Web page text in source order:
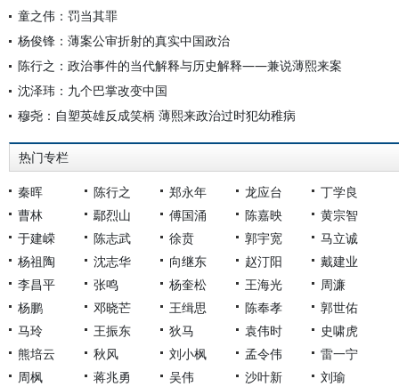
童之伟：罚当其罪
杨俊锋：薄案公审折射的真实中国政治
陈行之：政治事件的当代解释与历史解释——兼说薄熙来案
沈泽玮：九个巴掌改变中国
穆尧：自塑英雄反成笑柄 薄熙来政治过时犯幼稚病
热门专栏
秦晖 陈行之 郑永年 龙应台
丁学良
曹林
鄢烈山 傅国涌 陈嘉映
黄宗智
于建嵘
陈志武 徐贲 郭宇宽
马立诚
杨祖陶
沈志华 向继东 赵汀阳
戴建业
李昌平
张鸣 杨奎松 王海光
周濂
杨鹏
邓晓芒 王缉思 陈奉孝
郭世佑
马玲
王振东 狄马 袁伟时
史啸虎
熊培云
秋风 刘小枫 孟令伟
雷一宁
周枫
蒋兆勇 吴伟 沙叶新 刘瑜